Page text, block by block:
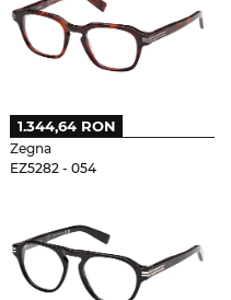
Zegna
EZ5282 - 054
1.344,64 RON